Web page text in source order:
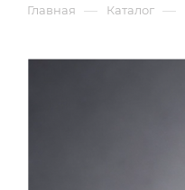
Главная — Каталог —